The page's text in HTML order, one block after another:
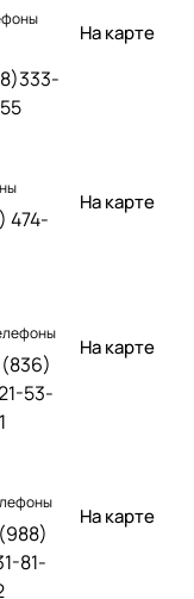
На карте
474-
На карте
53-
На карте
81-
На карте